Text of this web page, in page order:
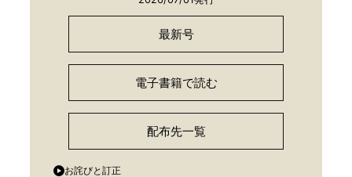
最新号
電子書籍で読む
配布先一覧
お詫びと訂正